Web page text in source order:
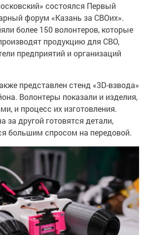
состоялся Первый
форум «Казань за СВОих».
более 150 волонтеров, которые
продукцию для СВО,
предприятий и организаций
представлен стенд «3D-взвода»
Волонтеры показали и изделия,
и процесс их изготовления.
за другой готовятся детали,
большим спросом на передовой.